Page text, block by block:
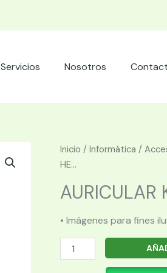
Servicios Nosotros
Inicio / Informática /
HE...
AURICULAR
• Imágenes para fines
AURICULAR
KLIP